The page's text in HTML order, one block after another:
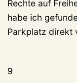
Rechte auf
habe ich
Parkplatz direkt
9